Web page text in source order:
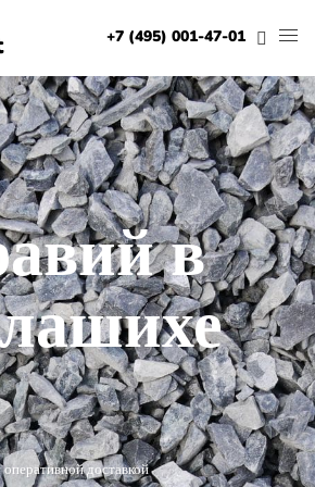
+7 (495) 001-47-01
в
оперативной доставкой